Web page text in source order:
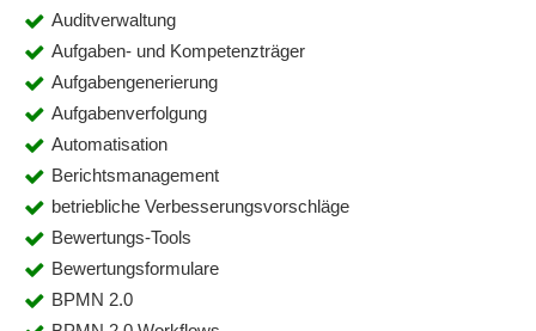
Auditverwaltung
Aufgaben- und Kompetenzträger
Aufgabengenerierung
Aufgabenverfolgung
Automatisation
Berichtsmanagement
betriebliche Verbesserungsvorschläge
Bewertungs-Tools
Bewertungsformulare
BPMN 2.0